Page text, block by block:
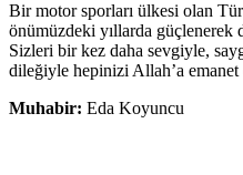
Bir motor sporları ülkesi olan
önümüzdeki yıllarda güçlenerek
Sizleri bir kez daha sevgiyle,
dileğiyle hepinizi Allah’a emanet
Muhabir: Eda Koyuncu